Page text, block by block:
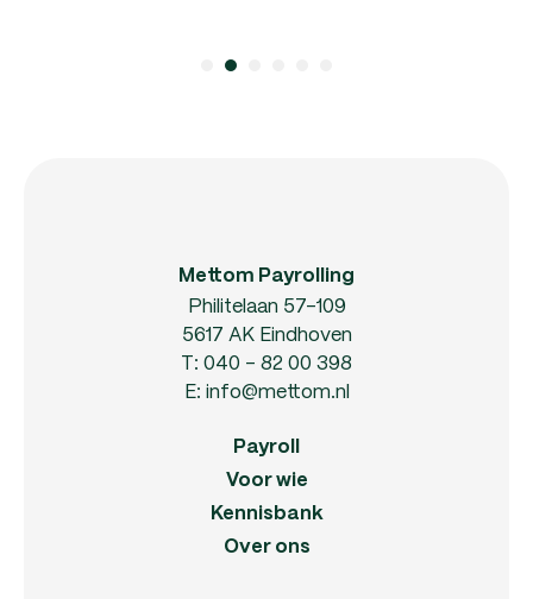
Mettom Payrolling
Philitelaan 57-109
5617 AK Eindhoven
T: 040 - 82 00 398
E: info@mettom.nl
Payroll
Voor wie
Kennisbank
Over ons